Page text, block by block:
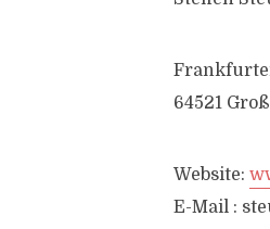
64521
Website:
E-Mail :